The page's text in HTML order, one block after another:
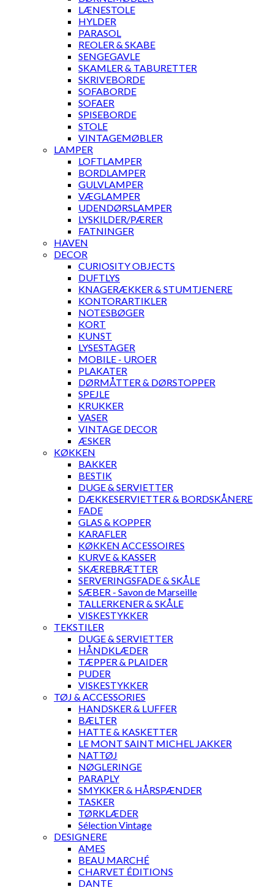
LÆNESTOLE
HYLDER
PARASOL
REOLER & SKABE
SENGEGAVLE
SKAMLER & TABURETTER
SKRIVEBORDE
SOFABORDE
SOFAER
SPISEBORDE
STOLE
VINTAGEMØBLER
LAMPER
LOFTLAMPER
BORDLAMPER
GULVLAMPER
VÆGLAMPER
UDENDØRSLAMPER
LYSKILDER/PÆRER
FATNINGER
HAVEN
DECOR
CURIOSITY OBJECTS
DUFTLYS
KNAGERÆKKER & STUMTJENERE
KONTORARTIKLER
NOTESBØGER
KORT
KUNST
LYSESTAGER
MOBILE - UROER
PLAKATER
DØRMÅTTER & DØRSTOPPER
SPEJLE
KRUKKER
VASER
VINTAGE DECOR
ÆSKER
KØKKEN
BAKKER
BESTIK
DUGE & SERVIETTER
DÆKKESERVIETTER & BORDSKÅNERE
FADE
GLAS & KOPPER
KARAFLER
KØKKEN ACCESSOIRES
KURVE & KASSER
SKÆREBRÆTTER
SERVERINGSFADE & SKÅLE
SÆBER - Savon de Marseille
TALLERKENER & SKÅLE
VISKESTYKKER
TEKSTILER
DUGE & SERVIETTER
HÅNDKLÆDER
TÆPPER & PLAIDER
PUDER
VISKESTYKKER
TØJ & ACCESSORIES
HANDSKER & LUFFER
BÆLTER
HATTE & KASKETTER
LE MONT SAINT MICHEL JAKKER
NATTØJ
NØGLERINGE
PARAPLY
SMYKKER & HÅRSPÆNDER
TASKER
TØRKLÆDER
Sélection Vintage
DESIGNERE
AMES
BEAU MARCHÉ
CHARVET ÉDITIONS
DANTE